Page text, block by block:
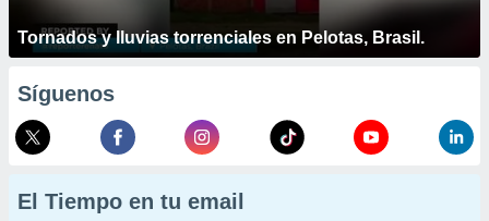
Tornados y lluvias torrenciales en Pelotas, Brasil.
Síguenos
El Tiempo en tu email